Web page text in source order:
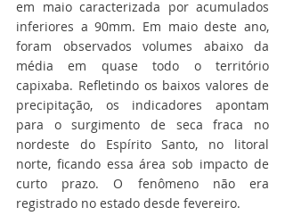
em maio caracterizada por acumulados
inferiores a 90mm. Em maio deste ano,
foram observados volumes abaixo da
média em quase todo o território
capixaba. Refletindo os baixos valores de
precipitação, os indicadores apontam
para o surgimento de seca fraca no
nordeste do Espírito Santo, no litoral
norte, ficando essa área sob impacto de
curto prazo. O fenômeno não era
registrado no estado desde fevereiro.